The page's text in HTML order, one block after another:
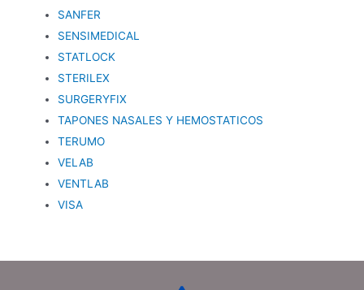
SANFER
SENSIMEDICAL
STATLOCK
STERILEX
SURGERYFIX
TAPONES NASALES Y HEMOSTATICOS
TERUMO
VELAB
VENTLAB
VISA